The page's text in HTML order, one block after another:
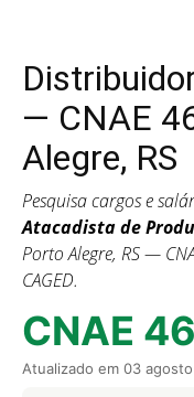
— CNAE
Alegre, RS
Pesquisa cargos e
Atacadista de
Porto Alegre, RS —
CAGED.
CNAE
Atualizado em 03